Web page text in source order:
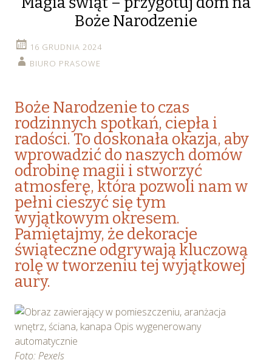
Boże Narodzenie
16 GRUDNIA 2024
BIURO PRASOWE
Boże Narodzenie to czas
rodzinnych spotkań, ciepła i
radości. To doskonała okazja, aby
wprowadzić do naszych domów
odrobinę magii i stworzyć
atmosferę, która pozwoli nam w
pełni cieszyć się tym
wyjątkowym okresem.
Pamiętajmy, że dekoracje
świąteczne odgrywają kluczową
rolę w tworzeniu tej wyjątkowej
aury.
Foto: Pexels